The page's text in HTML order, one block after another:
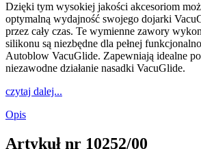
Dzięki tym wysokiej jakości akcesoriom
optymalną wydajność swojego dojarki
przez cały czas. Te wymienne zawory
silikonu są niezbędne dla pełnej
Autoblow VacuGlide. Zapewniają idealne
niezawodne działanie nasadki VacuGlide.
czytaj dalej...
Opis
Artykuł nr 10252/00